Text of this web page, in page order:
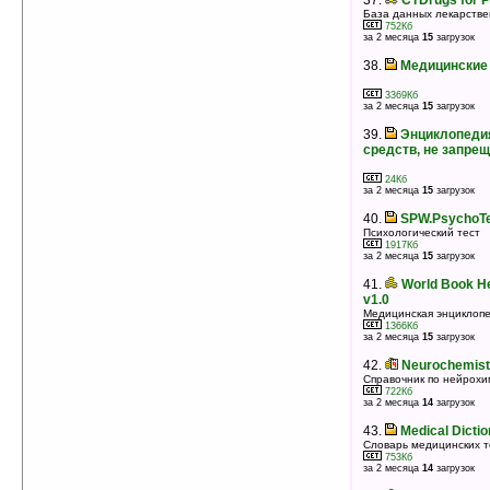
База данных
752Кб
за 2 месяца 15 загрузок
38.
3369Кб
за 2 месяца 15 загрузок
39.
средств, не
24Кб
за 2 месяца 15 загрузок
40.
Психологический тест
1917Кб
за 2 месяца 15 загрузок
41.
World Book
v1.0
Медицинская
1366Кб
за 2 месяца 15 загрузок
42.
Справочник по
722Кб
за 2 месяца 14 загрузок
43. Medical
Словарь медицинских
753Кб
за 2 месяца 14 загрузок